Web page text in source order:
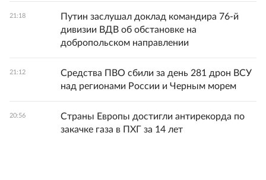
21:18
Путин заслушал доклад командира 76-й
дивизии ВДВ об обстановке на
добропольском направлении
21:12
Средства ПВО сбили за день 281 дрон ВСУ
над регионами России и Черным морем
20:56
Страны Европы достигли антирекорда по
закачке газа в ПХГ за 14 лет